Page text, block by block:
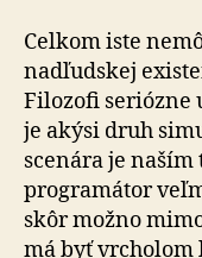
Celkom iste
nadľudskej
Filozofi seriózne
je akýsi druh
scenára je
programátor
skôr možno
má byť